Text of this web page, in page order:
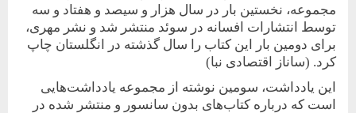
مجموعه، نخستین بار در سال هزار ‌و ‌سیصد ‌و هفتاد ‌و سه
توسط انتشارات افسانه در سوئد منتشر شد و نشر مهری،
برای دومین بار این کتاب را سال گذشته در انگلستان چاپ
کرد. (ساناز اقتصادی نبا)
این یادداشت، سومین نوشته از مجموعه یادداشت‌هایی
است که درباره کتاب‌های بدون سانسور و منتشر شده در